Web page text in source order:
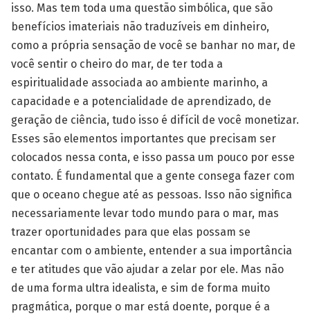
isso. Mas tem toda uma questão simbólica, que são
benefícios imateriais não traduzíveis em dinheiro,
como a própria sensação de você se banhar no mar, de
você sentir o cheiro do mar, de ter toda a
espiritualidade associada ao ambiente marinho, a
capacidade e a potencialidade de aprendizado, de
geração de ciência, tudo isso é difícil de você monetizar.
Esses são elementos importantes que precisam ser
colocados nessa conta, e isso passa um pouco por esse
contato. É fundamental que a gente consega fazer com
que o oceano chegue até as pessoas. Isso não significa
necessariamente levar todo mundo para o mar, mas
trazer oportunidades para que elas possam se
encantar com o ambiente, entender a sua importância
e ter atitudes que vão ajudar a zelar por ele. Mas não
de uma forma ultra idealista, e sim de forma muito
pragmática, porque o mar está doente, porque é a